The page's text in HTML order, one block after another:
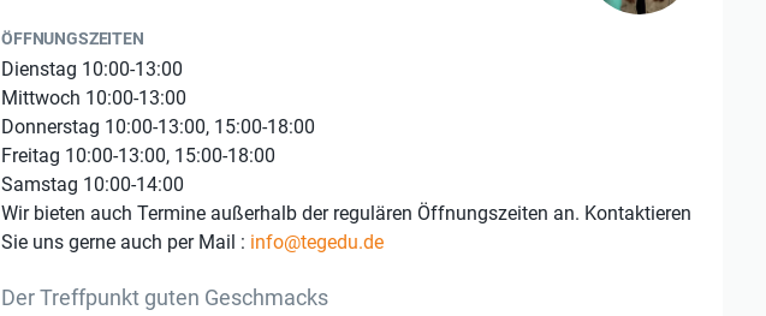
ÖFFNUNGSZEITEN
Dienstag 10:00-13:00
Mittwoch 10:00-13:00
Donnerstag 10:00-13:00, 15:00-18:00
Freitag 10:00-13:00, 15:00-18:00
Samstag 10:00-14:00
Wir bieten auch Termine außerhalb der regulären Öffnungszeiten an. Kontaktieren
Sie uns gerne auch per Mail : info@tegedu.de
Der Treffpunkt guten Geschmacks